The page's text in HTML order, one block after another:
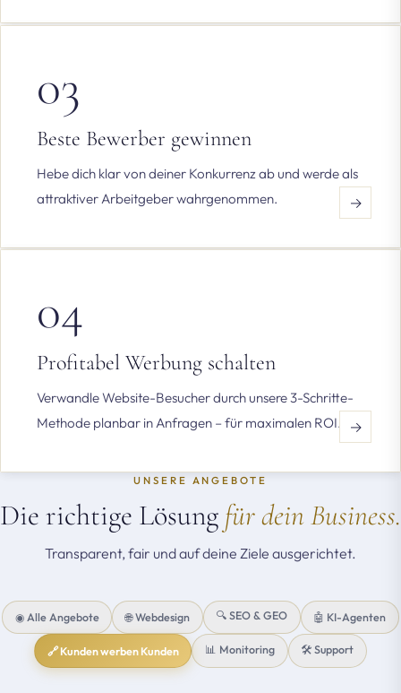
03
Beste Bewerber gewinnen
Hebe dich klar von deiner Konkurrenz ab und werde als
attraktiver Arbeitgeber wahrgenommen.
→
04
Profitabel Werbung schalten
Verwandle Website-Besucher durch unsere 3-Schritte-
Methode planbar in Anfragen – für maximalen ROI.
→
UNSERE ANGEBOTE
Die richtige Lösung für dein Business.
Transparent, fair und auf deine Ziele ausgerichtet.
◉ Alle Angebote 🌐 Webdesign 🔍 SEO & GEO 🤖 KI-Agenten
🔗 Kunden werben Kunden 📊 Monitoring 🛠 Support